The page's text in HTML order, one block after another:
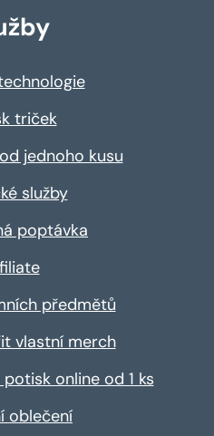
triček
jednoho kusu
služby
poptávka
předmětů
vlastní merch
potisk online od 1 ks
oblečení